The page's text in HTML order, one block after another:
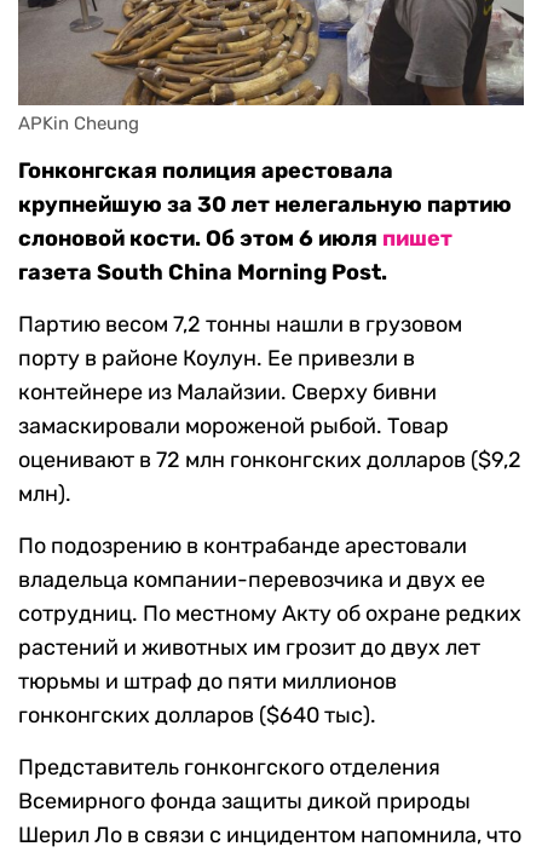
APKin Cheung
Гонконгская полиция арестовала
крупнейшую за 30 лет нелегальную партию
слоновой кости. Об этом 6 июля пишет
газета South China Morning Post.
Партию весом 7,2 тонны нашли в грузовом
порту в районе Коулун. Ее привезли в
контейнере из Малайзии. Сверху бивни
замаскировали мороженой рыбой. Товар
оценивают в 72 млн гонконгских долларов ($9,2
млн).
По подозрению в контрабанде арестовали
владельца компании-перевозчика и двух ее
сотрудниц. По местному Акту об охране редких
растений и животных им грозит до двух лет
тюрьмы и штраф до пяти миллионов
гонконгских долларов ($640 тыс).
Представитель гонконгского отделения
Всемирного фонда защиты дикой природы
Шерил Ло в связи с инцидентом напомнила, что